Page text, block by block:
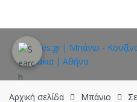
navigation
content
Αρχική σελίδα Μπάνιο